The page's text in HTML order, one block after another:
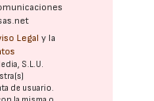
Legal y la
S.L.U.
de usuario.